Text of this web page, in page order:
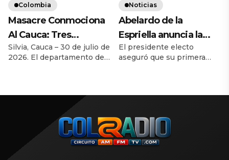
boscosa del […]
Colombia
Masacre Conmociona
Al Cauca: Tres
Militares Retirados
Fueron Asesinados
Silvia, Cauca – 30 de julio de
2026. El departamento del
violencia que enluta al país.
Ejército Nacional fueron
asesinados mientras
practicaban ciclismo
Noticias
Abelardo de la
Espriella anuncia la
creación de un Bloque
Nacional de Defensa
El presidente electo
aseguró que su primera
criminalidad en las
país. Bogotá, D.C., julio 5 de
2026 | El presidente electo
de Colombia, Abelardo de la